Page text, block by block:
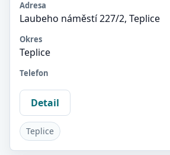
Adresa
Laubeho náměstí 227/2, Teplice
Okres
Teplice
Telefon
Detail
Teplice